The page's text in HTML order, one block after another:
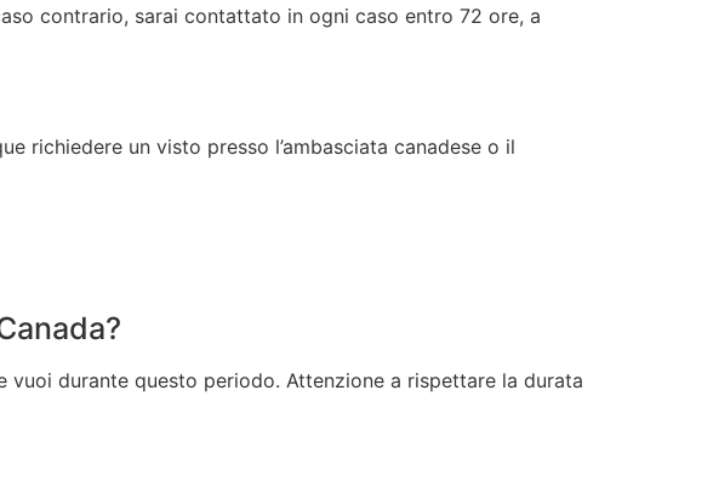
contrario, sarai contattato in ogni caso entro 72 ore, a
richiedere un visto presso l’ambasciata canadese o il
durante questo periodo. Attenzione a rispettare la durata